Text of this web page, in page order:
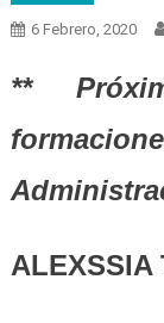
6 Febrero, 2020
**